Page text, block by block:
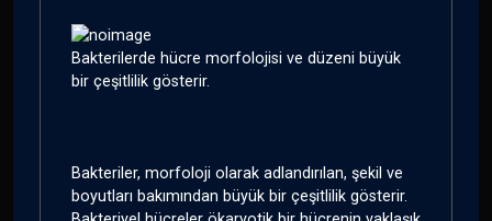
Bakterilerde hücre morfolojisi ve düzeni büyük
bir çeşitlilik gösterir.
Bakteriler, morfoloji olarak adlandırılan, şekil ve
boyutları bakımından büyük bir çeşitlilik gösterir.